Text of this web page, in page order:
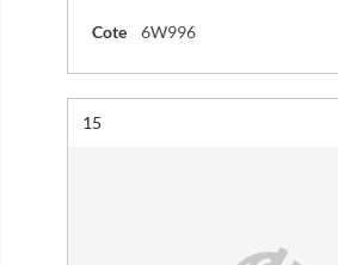
Cote 6W996
Résultat n°
15